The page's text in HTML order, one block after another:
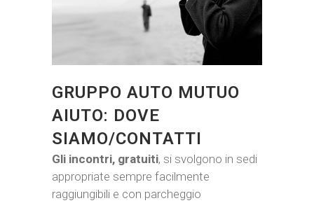
GRUPPO AUTO MUTUO
AIUTO: DOVE
SIAMO/CONTATTI
Gli incontri, gratuiti, si svolgono in sedi
appropriate sempre facilmente
raggiungibili e con parcheggio